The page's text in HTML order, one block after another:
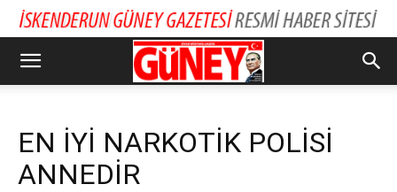
EN İYİ NARKOTİK POLİSİ
ANNEDİR